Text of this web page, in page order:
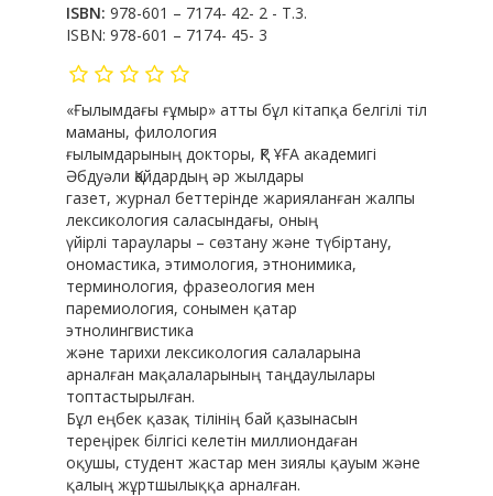
ISBN: 978-601 – 7174- 42- 2 - Т.3.
ISBN: 978-601 – 7174- 45- 3
«Ғылымдағы ғұмыр» атты бұл кітапқа белгілі тіл
маманы, филология
ғылымдарының докторы, ҚР ҰҒА академигі
Әбдуәли Қайдардың әр жылдары
газет, журнал беттерінде жарияланған жалпы
лексикология саласындағы, оның
үйірлі тараулары – сөзтану және түбіртану,
ономастика, этимология, этнонимика,
терминология, фразеология мен
паремиология, сонымен қатар
этнолингвистика
және тарихи лексикология салаларына
арналған мақалаларының таңдаулылары
топтастырылған.
Бұл еңбек қазақ тілінің бай қазынасын
тереңірек білгісі келетін миллиондаған
оқушы, студент жастар мен зиялы қауым және
қалың жұртшылыққа арналған.